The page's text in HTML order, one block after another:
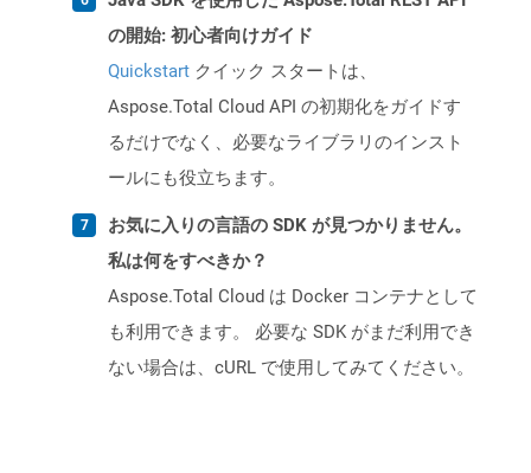
の開始: 初心者向けガイド
Quickstart クイック スタートは、
Aspose.Total Cloud API の初期化をガイドす
るだけでなく、必要なライブラリのインスト
ールにも役立ちます。
お気に入りの言語の SDK が見つかりません。
私は何をすべきか？
Aspose.Total Cloud は Docker コンテナとして
も利用できます。 必要な SDK がまだ利用でき
ない場合は、cURL で使用してみてください。